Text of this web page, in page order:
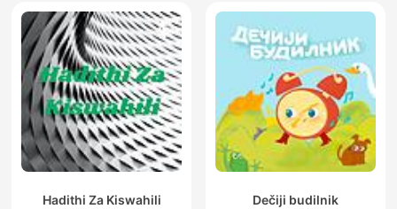
Hadithi Za Kiswahili Dečiji budilnik